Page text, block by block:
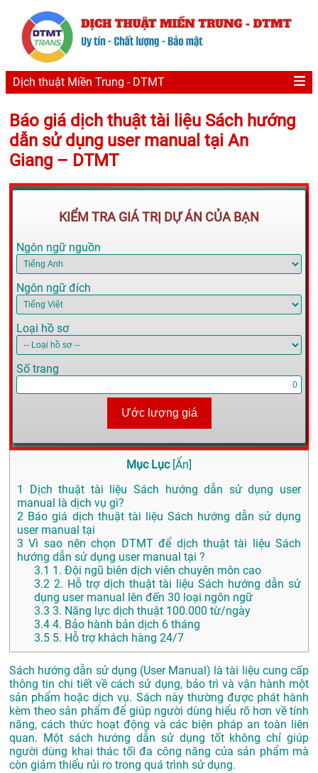
Dịch thuật Miền Trung - DTMT
Báo giá dịch thuật tài liệu Sách hướng
dẫn sử dụng user manual tại An
Giang – DTMT
KIỂM TRA GIÁ TRỊ DỰ ÁN CỦA BẠN
Ngôn ngữ nguồn
Ngôn ngữ đích
Loại hồ sơ
Số trang
Ước lượng giá
Mục Lục [Ẩn]
1
Dịch thuật tài liệu Sách hướng dẫn sử dụng user
manual là dịch vụ gì?
2 Báo giá dịch thuật tài liệu Sách hướng dẫn sử dụng
user manual tại
3 Vì sao nên chọn DTMT để dịch thuật tài liệu Sách
hướng dẫn sử dụng user manual tại ?
3.1 1. Đội ngũ biên dịch viên chuyên môn cao
3.2 2. Hỗ trợ dịch thuật tài liệu Sách hướng dẫn sử
dụng user manual lên đến 30 loại ngôn ngữ
3.3 3. Năng lực dịch thuật 100.000 từ/ngày
3.4 4. Bảo hành bản dịch 6 tháng
3.5 5. Hỗ trợ khách hàng 24/7
Sách hướng dẫn sử dụng (User Manual) là tài liệu cung cấp
thông tin chi tiết về cách sử dụng, bảo trì và vận hành một
sản phẩm hoặc dịch vụ. Sách này thường được phát hành
kèm theo sản phẩm để giúp người dùng hiểu rõ hơn về tính
năng, cách thức hoạt động và các biện pháp an toàn liên
quan. Một sách hướng dẫn sử dụng tốt không chỉ giúp
người dùng khai thác tối đa công năng của sản phẩm mà
còn giảm thiểu rủi ro trong quá trình sử dụng.